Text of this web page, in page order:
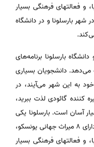
و فعالتهای فرهنگی بسیار
شهر بارسلونا و در دانشگاه
بارسلونا برنامه‌های
می‌دهد. دانشجویان بسیاری
به این شهر می‌آیند، در
کننده گائودی لذت ببرید،
آسان است. بارسلونا یکی
از مقاصد توریستی مشهور در دنیا است و دارای ۸ میراث جهانی یونسکو،
و فعالتهای فرهنگی بسیار